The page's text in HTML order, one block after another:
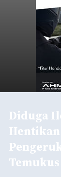
Diduga
Temukus